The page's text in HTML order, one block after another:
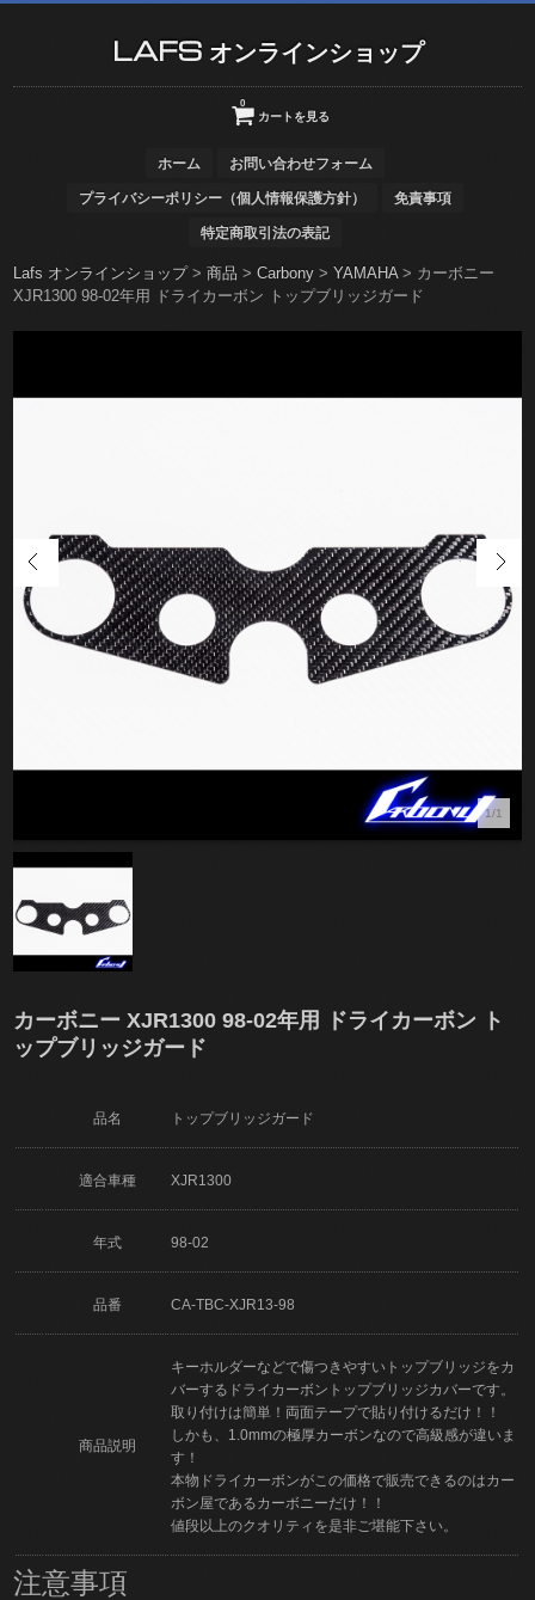
LAFS オンラインショップ
カートを見る
0
ホーム お問い合わせフォーム
プライバシーポリシー（個人情報保護方針） 免責事項
特定商取引法の表記
Lafs オンラインショップ>商品 >Carbony >YAMAHA> カーボニー
XJR1300 98-02年用 ドライカーボン トップブリッジガード
1/1
カーボニー XJR1300 98-02年用 ドライカーボン ト
ップブリッジガード
品名 トップブリッジガード
適合車種 XJR1300
年式 98-02
品番 CA-TBC-XJR13-98
商品説明
キーホルダーなどで傷つきやすいトップブリッジをカ
バーするドライカーボントップブリッジカバーです。
取り付けは簡単！両面テープで貼り付けるだけ！！
しかも、1.0mmの極厚カーボンなので高級感が違いま
す！
本物ドライカーボンがこの価格で販売できるのはカー
ボン屋であるカーボニーだけ！！
値段以上のクオリティを是非ご堪能下さい。
注意事項